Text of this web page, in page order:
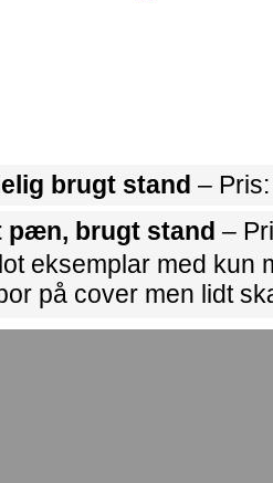
brugt stand –
brugt stand –
eksemplar med kun
på cover men lidt